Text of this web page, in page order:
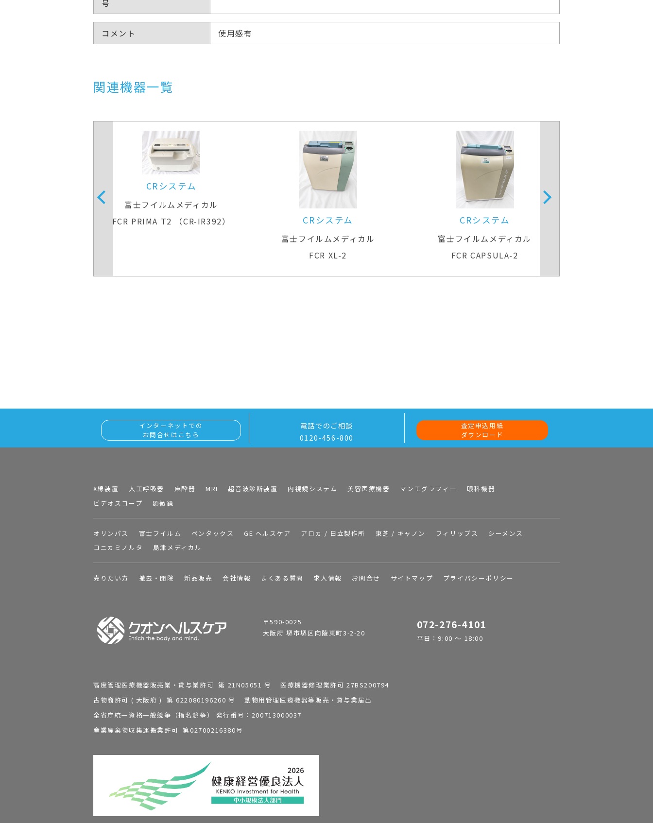
号
コメント 使用感有
関連機器一覧
CRシステム
富士フイルムメディカル
FCR PRIMA T2 （CR-IR392）
CRシステム
富士フイルムメディカル
FCR XL-2
CRシステム
富士フイルムメディカル
FCR CAPSULA-2
インターネットでの
お問合せはこちら
電話でのご相談
0120-456-800
査定申込用紙
ダウンロード
X線装置 人工呼吸器 麻酔器 MRI 超音波診断装置 内視鏡システム 美容医療機器 マンモグラフィー
眼科機器
ビデオスコープ
顕微鏡
オリンパス 富士フイルム ペンタックス GE ヘルスケア アロカ / 日立製作所 東芝 / キャノン フィリップス
シーメンス
コニカミノルタ
島津メディカル
売りたい方 撤去・閉院 新品販売 会社情報 よくある質問 求人情報 お問合せ サイトマップ プライバシーポリシー
〒590-0025
大阪府 堺市堺区向陵東町3-2-20
072-276-4101
平日：9:00 ～ 18:00
高度管理医療機器販売業・貸与業許可 第 21N05051 号 医療機器修理業許可 27BS200794
古物商許可 ( 大阪府 ) 第 622080196260 号 動物用管理医療機器等販売・貸与業届出
全省庁統一資格一般競争（指名競争） 発行番号：200713000037
産業廃棄物収集運搬業許可 第02700216380号